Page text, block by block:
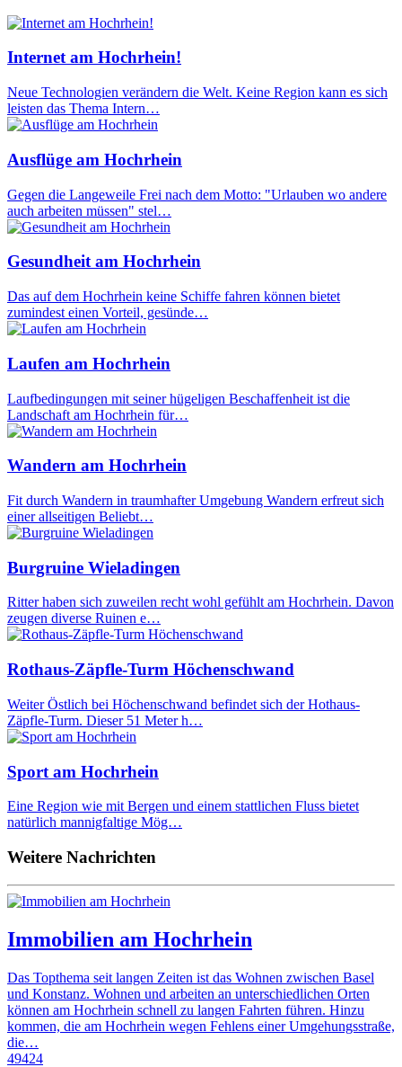
Internet am Hochrhein!
Neue Technologien verändern die Welt. Keine Region kann es sich
leisten das Thema Intern…
Ausflüge am Hochrhein
Gegen die Langeweile Frei nach dem Motto: "Urlauben wo andere
auch arbeiten müssen" stel…
Gesundheit am Hochrhein
Das auf dem Hochrhein keine Schiffe fahren können bietet
zumindest einen Vorteil, gesünde…
Laufen am Hochrhein
Laufbedingungen mit seiner hügeligen Beschaffenheit ist die
Landschaft am Hochrhein für…
Wandern am Hochrhein
Fit durch Wandern in traumhafter Umgebung Wandern erfreut sich
einer allseitigen Beliebt…
Burgruine Wieladingen
Ritter haben sich zuweilen recht wohl gefühlt am Hochrhein. Davon
zeugen diverse Ruinen e…
Rothaus-Zäpfle-Turm Höchenschwand
Weiter Östlich bei Höchenschwand befindet sich der Hothaus-
Zäpfle-Turm. Dieser 51 Meter h…
Sport am Hochrhein
Eine Region wie mit Bergen und einem stattlichen Fluss bietet
natürlich mannigfaltige Mög…
Weitere Nachrichten
Immobilien am Hochrhein
Das Topthema seit langen Zeiten ist das Wohnen zwischen Basel
und Konstanz. Wohnen und arbeiten an unterschiedlichen Orten
können am Hochrhein schnell zu langen Fahrten führen. Hinzu
kommen, die am Hochrhein wegen Fehlens einer Umgehungsstraße,
die…
49424